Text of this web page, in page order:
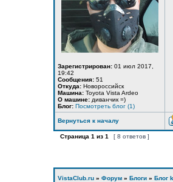
Зарегистрирован: 01 июл 2017,
19:42
Сообщения: 51
Откуда: Новороссийск
Машина: Toyota Vista Ardeo
О машине: диванчик =)
Блог: Посмотреть блог (1)
Вернуться к началу
Страница 1 из 1 [ 8 ответов ]
VistaClub.ru » Форум » Блоги » Блог